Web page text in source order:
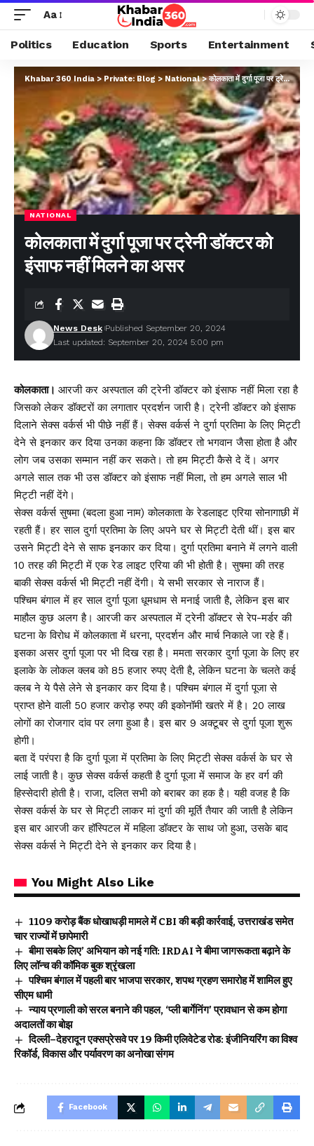
Aa
Politics Education Sports Entertainment
Khabar 360 India >Private: Blog> National>कोलकाता में दुर्गा पूजा पर ट्रेनी डॉक्टर को इंसाफ नहीं मिलने का असर
NATIONAL
कोलकाता में दुर्गा पूजा पर ट्रेनी डॉक्टर को
इंसाफ नहीं मिलने का असर
Last updated: September 20, 2024 5:00 pm
News Desk Published September 20, 2024
कोलकाता। आरजी कर अस्पताल की ट्रेनी डॉक्टर को इंसाफ नहीं मिला रहा है
जिसको लेकर डॉक्टरों का लगातार प्रदर्शन जारी है। ट्रेनी डॉक्टर को इंसाफ
दिलाने सेक्स वर्कर्स भी पीछे नहीं हैं। सेक्स वर्कर्स ने दुर्गा प्रतिमा के लिए मिट्टी
देने से इनकार कर दिया उनका कहना कि डॉक्टर तो भगवान जैसा होता है और
लोग जब उसका सम्मान नहीं कर सकते। तो हम मिट्टी कैसे दे दें। अगर
अगले साल तक भी उस डॉक्टर को इंसाफ नहीं मिला, तो हम अगले साल भी
मिट्टी नहीं देंगे।
सेक्स वर्कर्स सुषमा (बदला हुआ नाम) कोलकाता के रेडलाइट एरिया सोनागाछी में
रहती हैं। हर साल दुर्गा प्रतिमा के लिए अपने घर से मिट्टी देती थीं। इस बार
उसने मिट्टी देने से साफ इनकार कर दिया। दुर्गा प्रतिमा बनाने में लगने वाली
10 तरह की मिट्टी में एक रेड लाइट एरिया की भी होती है। सुषमा की तरह
बाकी सेक्स वर्कर्स भी मिट्टी नहीं देंगी। ये सभी सरकार से नाराज हैं।
पश्चिम बंगाल में हर साल दुर्गा पूजा धूमधाम से मनाई जाती है, लेकिन इस बार
माहौल कुछ अलग है। आरजी कर अस्पताल में ट्रेनी डॉक्टर से रेप-मर्डर की
घटना के विरोध में कोलकाता में धरना, प्रदर्शन और मार्च निकाले जा रहे हैं।
इसका असर दुर्गा पूजा पर भी दिख रहा है। ममता सरकार दुर्गा पूजा के लिए हर
इलाके के लोकल क्लब को 85 हजार रुपए देती है, लेकिन घटना के चलते कई
क्लब ने ये पैसे लेने से इनकार कर दिया है। पश्चिम बंगाल में दुर्गा पूजा से
प्राप्त होने वाली 50 हजार करोड़ रुपए की इकोनॉमी खतरे में है। 20 लाख
लोगों का रोजगार दांव पर लगा हुआ है। इस बार 9 अक्टूबर से दुर्गा पूजा शुरू
होगी।
बता दें परंपरा है कि दुर्गा पूजा में प्रतिमा के लिए मिट्टी सेक्स वर्कर्स के घर से
लाई जाती है। कुछ सेक्स वर्कर्स कहती है दुर्गा पूजा में समाज के हर वर्ग की
हिस्सेदारी होती है। राजा, दलित सभी को बराबर का हक है। यही वजह है कि
सेक्स वर्कर्स के घर से मिट्टी लाकर मां दुर्गा की मूर्ति तैयार की जाती है लेकिन
इस बार आरजी कर हॉस्पिटल में महिला डॉक्टर के साथ जो हुआ, उसके बाद
सेक्स वर्कर्स ने मिट्टी देने से इनकार कर दिया है।
You Might Also Like
₹1109 करोड़ बैंक धोखाधड़ी मामले में CBI की बड़ी कार्रवाई, उत्तराखंड समेत
चार राज्यों में छापेमारी
बीमा सबके लिए’ अभियान को नई गति: IRDAI ने बीमा जागरूकता बढ़ाने के
लिए लॉन्च की कॉमिक बुक श्रृंखला
पश्चिम बंगाल में पहली बार भाजपा सरकार, शपथ ग्रहण समारोह में शामिल हुए
सीएम धामी
न्याय प्रणाली को सरल बनाने की पहल, ‘प्ली बार्गेनिंग’ प्रावधान से कम होगा
अदालतों का बोझ
दिल्ली–देहरादून एक्सप्रेसवे पर 19 किमी एलिवेटेड रोड: इंजीनियरिंग का विश्व
रिकॉर्ड, विकास और पर्यावरण का अनोखा संगम
Facebook